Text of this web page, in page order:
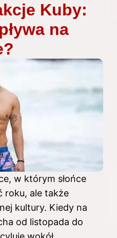
Kuby:
na
w którym słońce
roku, ale także
kultury. Kiedy na
od listopada do